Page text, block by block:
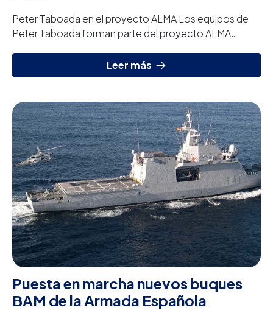
Peter Taboada en el proyecto ALMA Los equipos de
Peter Taboada forman parte del proyecto ALMA
Leer más
Puesta en marcha nuevos buques
BAM de la Armada Española